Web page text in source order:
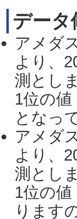
データ
アメダ
より、
測とし
1位の
となっ
アメダ
より、
測とし
1位の
ります